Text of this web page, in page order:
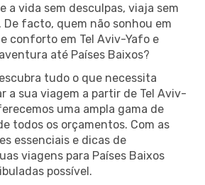
a vida sem desculpas, viaja sem
De facto, quem não sonhou em
conforto em Tel Aviv-Yafo e
até Países Baixos?
tudo o que necessita
a sua viagem a partir de Tel Aviv-
uma ampla gama de
todos os orçamentos. Com as
essenciais e dicas de
viagens para Países Baixos
possível.